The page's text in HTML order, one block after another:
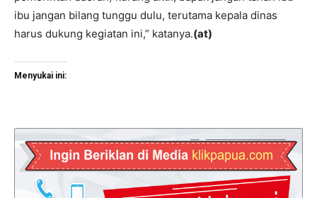
ibu jangan bilang tunggu dulu, terutama kepala dinas
harus dukung kegiatan ini,” katanya.(at)
Menyukai ini: